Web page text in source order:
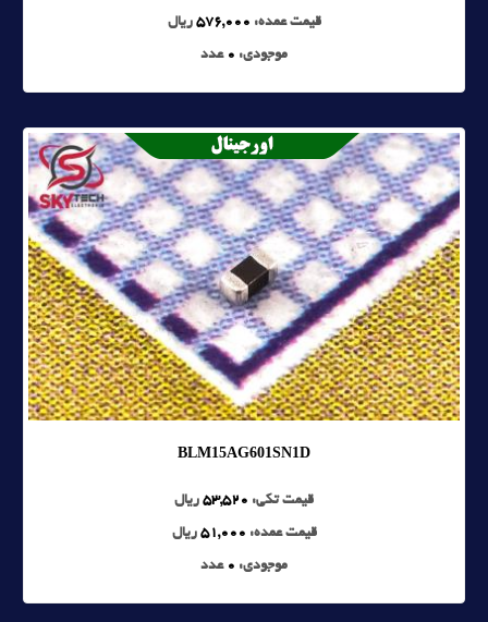
قیمت عمده: 576,000 ریال
موجودی: 0 عدد
BLM15AG601SN1D
قیمت تکی: 53,520 ریال
قیمت عمده: 51,000 ریال
موجودی: 0 عدد